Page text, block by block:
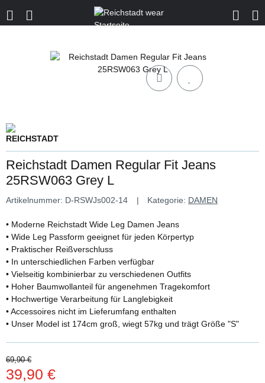
Reichstadt Damen Regular Fit Jeans
25RSW063 Grey L
Artikelnummer: D-RSWJs002-14 Kategorie: DAMEN
• Moderne Reichstadt Wide Leg Damen Jeans
• Wide Leg Passform geeignet für jeden Körpertyp
• Praktischer Reißverschluss
• In unterschiedlichen Farben verfügbar
• Vielseitig kombinierbar zu verschiedenen Outfits
• Hoher Baumwollanteil für angenehmen Tragekomfort
• Hochwertige Verarbeitung für Langlebigkeit
• Accessoires nicht im Lieferumfang enthalten
• Unser Model ist 174cm groß, wiegt 57kg und trägt Größe "S"
69,90 €
39,90 €